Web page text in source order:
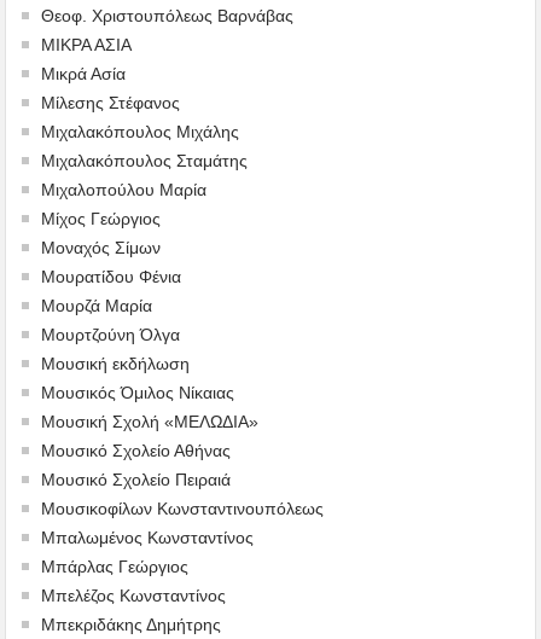
Θεοφ. Χριστουπόλεως Βαρνάβας
ΜΙΚΡΑ ΑΣΙΑ
Μικρά Ασία
Μίλεσης Στέφανος
Μιχαλακόπουλος Μιχάλης
Μιχαλακόπουλος Σταμάτης
Μιχαλοπούλου Μαρία
Μίχος Γεώργιος
Μοναχός Σίμων
Μουρατίδου Φένια
Μουρζά Μαρία
Μουρτζούνη Όλγα
Μουσική εκδήλωση
Μουσικός Όμιλος Νίκαιας
Μουσική Σχολή «ΜΕΛΩΔΙΑ»
Μουσικό Σχολείο Αθήνας
Μουσικό Σχολείο Πειραιά
Μουσικοφίλων Κωνσταντινουπόλεως
Μπαλωμένος Κωνσταντίνος
Μπάρλας Γεώργιος
Μπελέζος Κωνσταντίνος
Μπεκριδάκης Δημήτρης